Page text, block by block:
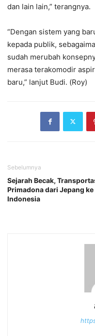
dan lain lain,” terangnya.
“Dengan sistem yang
kepada publik,
sudah merubah
merasa terakomodir
baru,” lanjut Budi. (Roy)
Sebelumnya
Sejarah Becak,
Primadona dari Jepang ke
Indonesia